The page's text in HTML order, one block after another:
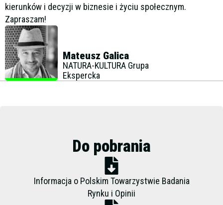
kierunków i decyzji w biznesie i życiu społecznym.
Zapraszam!
Mateusz Galica
NATURA-KULTURA Grupa
Ekspercka
Do pobrania
Informacja o Polskim Towarzystwie Badania
Rynku i Opinii